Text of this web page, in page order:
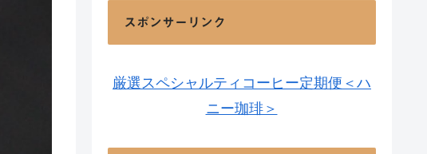
スポンサーリンク
厳選スペシャルティコーヒー定期便＜ハ
ニー珈琲＞